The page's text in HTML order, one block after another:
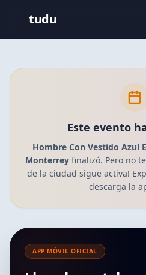
tudu
Este evento
Hombre Con Vestido Azul
Monterrey finalizó. Pero no
de la ciudad sigue activa!
descarga la
APP MÓVIL OFICIAL